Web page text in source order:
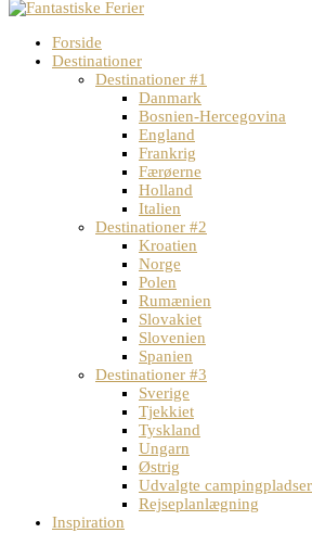
Forside
Destinationer
Destinationer #1
Danmark
Bosnien-Hercegovina
England
Frankrig
Færøerne
Holland
Italien
Destinationer #2
Kroatien
Norge
Polen
Rumænien
Slovakiet
Slovenien
Spanien
Destinationer #3
Sverige
Tjekkiet
Tyskland
Ungarn
Østrig
Udvalgte
Rejseplanlægning
Inspiration